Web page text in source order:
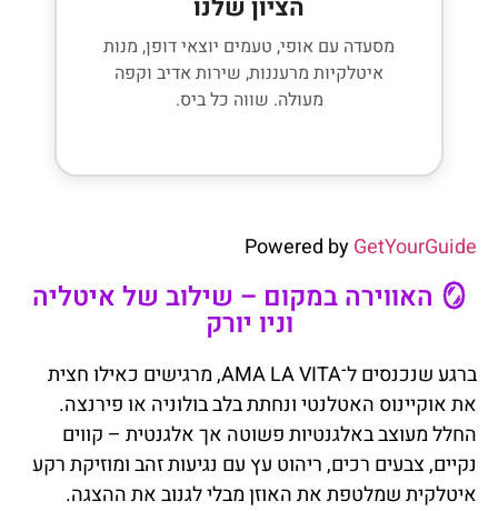
הציון שלנו
מסעדה עם אופי, טעמים יוצאי דופן, מנות
איטלקיות מרעננות, שירות אדיב וקפה
מעולה. שווה כל ביס.
Powered byGetYourGuide
🪞 האווירה במקום – שילוב של איטליה
וניו יורק
ברגע שנכנסים ל־AMA LA VITA, מרגישים כאילו חצית
את אוקיינוס האטלנטי ונחתת בלב בולוניה או פירנצה.
החלל מעוצב באלגנטיות פשוטה אך אלגנטית – קווים
נקיים, צבעים רכים, ריהוט עץ עם נגיעות זהב ומוזיקת רקע
איטלקית שמלטפת את האוזן מבלי לגנוב את ההצגה.